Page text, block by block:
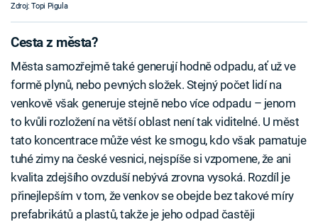
Zdroj: Topi Pigula
Cesta z města?
Města samozřejmě také generují hodně odpadu, ať už ve
formě plynů, nebo pevných složek. Stejný počet lidí na
venkově však generuje stejně nebo více odpadu – jenom
to kvůli rozložení na větší oblast není tak viditelné. U měst
tato koncentrace může vést ke smogu, kdo však pamatuje
tuhé zimy na české vesnici, nejspíše si vzpomene, že ani
kvalita zdejšího ovzduší nebývá zrovna vysoká. Rozdíl je
přinejlepším v tom, že venkov se obejde bez takové míry
prefabrikátů a plastů, takže je jeho odpad častěji